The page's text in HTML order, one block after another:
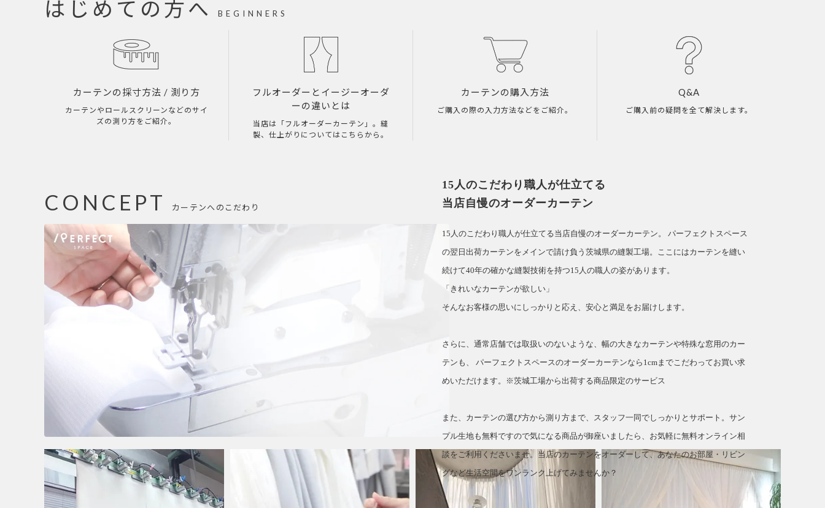
はじめての方へ BEGINNERS
カーテンの採寸方法 / 測り方
カーテンやロールスクリーンなどのサイ
ズの測り方をご紹介。
フルオーダーとイージーオーダ
ーの違いとは
当店は「フルオーダーカーテン」。縫
製、仕上がりについてはこちらから。
カーテンの購入方法
ご購入の際の入力方法などをご紹介。
Q&A
ご購入前の疑問を全て解決します。
カーテンへのこだわり
CONCEPT
15人のこだわり職人が仕立てる
当店自慢のオーダーカーテン
15人のこだわり職人が仕立てる当店自慢のオーダーカーテン。
パーフェクトスペース
の翌日出荷カーテンをメインで請け負う茨城県の縫製工場。ここにはカーテンを縫い
続けて40年の確かな縫製技術を持つ15人の職人の姿があります。
「きれいなカーテンが欲しい」
そんなお客様の思いにしっかりと応え、安心と満足をお届けします。
さらに、通常店舗では取扱いのないような、幅の大きなカーテンや特殊な窓用のカー
テンも、 パーフェクトスペースのオーダーカーテンなら1cmまでこだわってお買い求
めいただけます。※茨城工場から出荷する商品限定のサービス
また、カーテンの選び方から測り方まで、スタッフ一同でしっかりとサポート。サン
プル生地も無料ですので気になる商品が御座いましたら、お気軽に無料オンライン相
談をご利用くださいませ。当店のカーテンをオーダーして、あなたのお部屋・リビン
グなど生活空間をワンランク上げてみませんか？